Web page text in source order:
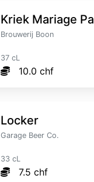
Kriek Mariage
Brouwerij Boon
37 cL
10.0 chf
Locker
Garage Beer Co.
33 cL
7.5 chf